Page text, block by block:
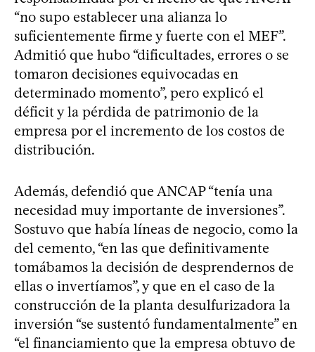
“no supo establecer una alianza lo
suficientemente firme y fuerte con el MEF”.
Admitió que hubo “dificultades, errores o se
tomaron decisiones equivocadas en
determinado momento”, pero explicó el
déficit y la pérdida de patrimonio de la
empresa por el incremento de los costos de
distribución.
Además, defendió que ANCAP “tenía una
necesidad muy importante de inversiones”.
Sostuvo que había líneas de negocio, como la
del cemento, “en las que definitivamente
tomábamos la decisión de desprendernos de
ellas o invertíamos”, y que en el caso de la
construcción de la planta desulfurizadora la
inversión “se sustentó fundamentalmente” en
“el financiamiento que la empresa obtuvo de